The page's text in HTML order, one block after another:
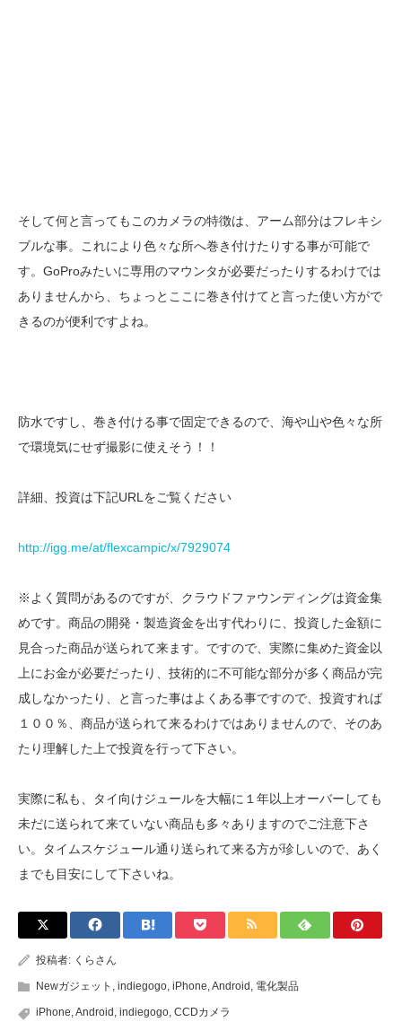
そして何と言ってもこのカメラの特徴は、アーム部分はフレキシ
ブルな事。これにより色々な所へ巻き付けたりする事が可能で
す。GoProみたいに専用のマウンタが必要だったりするわけでは
ありませんから、ちょっとここに巻き付けてと言った使い方がで
きるのが便利ですよね。
防水ですし、巻き付ける事で固定できるので、海や山や色々な所
で環境気にせず撮影に使えそう！！
詳細、投資は下記URLをご覧ください
http://igg.me/at/flexcampic/x/7929074
※よく質問があるのですが、クラウドファウンディングは資金集
めです。商品の開発・製造資金を出す代わりに、投資した金額に
見合った商品が送られて来ます。ですので、実際に集めた資金以
上にお金が必要だったり、技術的に不可能な部分が多く商品が完
成しなかったり、と言った事はよくある事ですので、投資すれば
１００％、商品が送られて来るわけではありませんので、そのあ
たり理解した上で投資を行って下さい。
実際に私も、タイ向けジュールを大幅に１年以上オーバーしても
未だに送られて来ていない商品も多々ありますのでご注意下さ
い。タイムスケジュール通り送られて来る方が珍しいので、あく
までも目安にして下さいね。
投稿者: くらさん
Newガジェット , indiegogo, iPhone,Android , 電化製品
iPhone,Android , indiegogo, CCDカメラ